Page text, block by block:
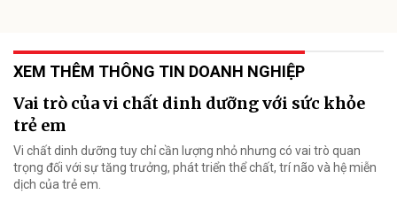
XEM THÊM THÔNG TIN DOANH NGHIỆP
Vai trò của vi chất dinh dưỡng với sức khỏe
trẻ em
Vi chất dinh dưỡng tuy chỉ cần lượng nhỏ nhưng có vai trò quan
trọng đối với sự tăng trưởng, phát triển thể chất, trí não và hệ miễn
dịch của trẻ em.